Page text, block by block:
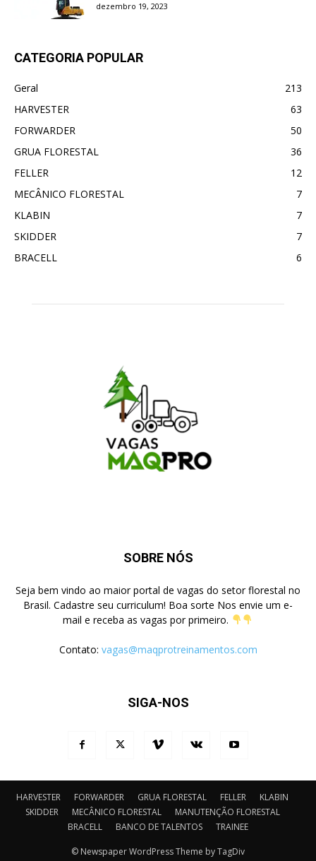
dezembro 19, 2023
CATEGORIA POPULAR
Geral
213
HARVESTER
63
FORWARDER
50
GRUA FLORESTAL
36
FELLER
12
MECÂNICO FLORESTAL
7
KLABIN
7
SKIDDER
7
BRACELL
6
SOBRE NÓS
Seja bem vindo ao maior portal de vagas do setor florestal no
Brasil. Cadastre seu curriculum! Boa sorte Nos envie um e-
mail e receba as vagas por primeiro.
Contato: vagas@maqprotreinamentos.com
SIGA-NOS
HARVESTER FORWARDER GRUA FLORESTAL FELLER
KLABIN
SKIDDER
MECÂNICO FLORESTAL
MANUTENÇÃO FLORESTAL
BRACELL
BANCO DE TALENTOS TRAINEE
© Newspaper WordPress Theme by TagDiv